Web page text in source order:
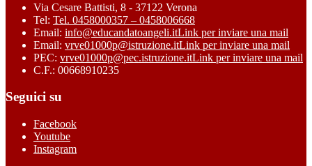
Via Cesare Battisti, 8 - 37122 Verona
Tel: Tel. 0458000357 – 0458006668
Email: info@educandatoangeli.itLink per inviare una mail
Email: vrve01000p@istruzione.itLink per inviare una mail
PEC: vrve01000p@pec.istruzione.itLink per inviare una mail
C.F.: 00668910235
Seguici su
Facebook
Youtube
Instagram